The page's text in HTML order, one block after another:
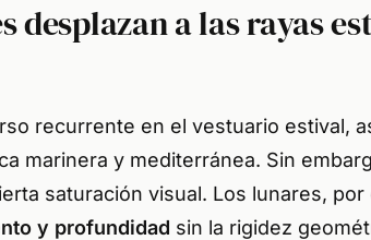
desplazan a las rayas
recurrente en el vestuario estival,
marinera y mediterránea. Sin
saturación visual. Los lunares, por
y profundidad sin la rigidez